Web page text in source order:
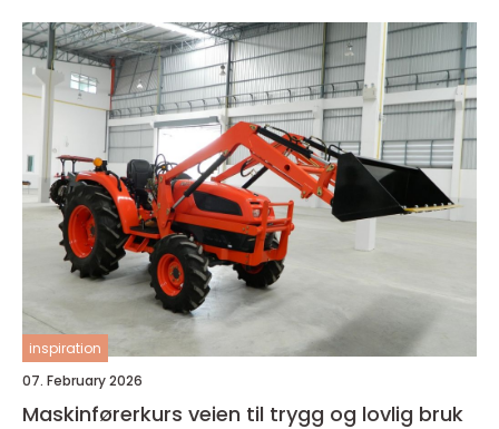
inspiration
07. February 2026
Maskinførerkurs veien til trygg og lovlig bruk